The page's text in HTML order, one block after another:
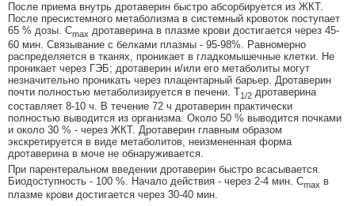
После приема внутрь дротаверин быстро абсорбируется из ЖКТ.
После пресистемного метаболизма в системный кровоток поступает
65 % дозы. Cmax дротаверина в плазме крови достигается через 45-
60 мин. Связывание с белками плазмы - 95-98%. Равномерно
распределяется в тканях, проникает в гладкомышечные клетки. Не
проникает через ГЭБ; дротаверин и/или его метаболиты могут
незначительно проникать через плацентарный барьер. Дротаверин
почти полностью метаболизируется в печени. T1/2 дротаверина
составляет 8-10 ч. В течение 72 ч дротаверин практически
полностью выводится из организма. Около 50 % выводится почками
и около 30 % - через ЖКТ. Дротаверин главным образом
экскретируется в виде метаболитов, неизмененная форма
дротаверина в моче не обнаруживается.
При парентеральном введении дротаверин быстро всасывается.
Биодоступность - 100 %. Начало действия - через 2-4 мин. Cmax в
плазме крови достигается через 30-40 мин.